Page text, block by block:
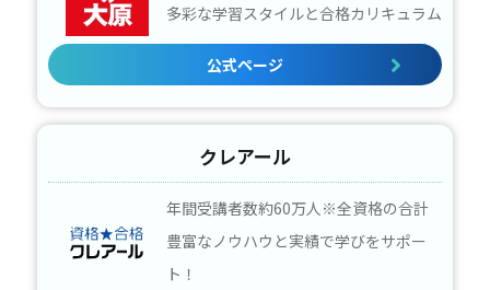
多彩な学習スタイルと合格カリキュラム
公式ページ
クレアール
年間受講者数約60万人※全資格の合計
豊富なノウハウと実績で学びをサポー
ト！